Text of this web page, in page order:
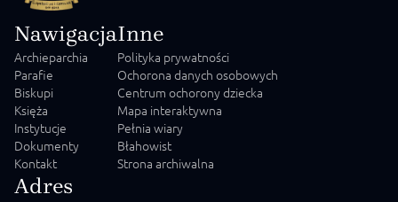
Nawigacja
Archieparchia
Parafie
Biskupi
Księża
Instytucje
Dokumenty
Kontakt
Inne
Polityka prywatności
Ochorona danych osobowych
Centrum ochorony dziecka
Mapa interaktywna
Pełnia wiary
Błahowist
Strona archiwalna
Adres